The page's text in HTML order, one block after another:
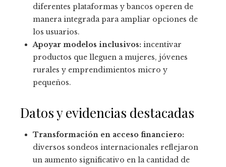
diferentes plataformas y bancos operen de
manera integrada para ampliar opciones de
los usuarios.
Apoyar modelos inclusivos: incentivar
productos que lleguen a mujeres, jóvenes
rurales y emprendimientos micro y
pequeños.
Datos y evidencias destacadas
Transformación en acceso financiero:
diversos sondeos internacionales reflejaron
un aumento significativo en la cantidad de